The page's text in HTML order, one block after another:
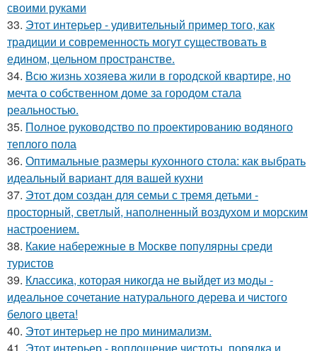
своими руками
33. Этот интерьер - удивительный пример того, как
традиции и современность могут существовать в
едином, цельном пространстве.
34. Всю жизнь хозяева жили в городской квартире, но
мечта о собственном доме за городом стала
реальностью.
35. Полное руководство по проектированию водяного
теплого пола
36. Оптимальные размеры кухонного стола: как выбрать
идеальный вариант для вашей кухни
37. Этот дом создан для семьи с тремя детьми -
просторный, светлый, наполненный воздухом и морским
настроением.
38. Какие набережные в Москве популярны среди
туристов
39. Классика, которая никогда не выйдет из моды -
идеальное сочетание натурального дерева и чистого
белого цвета!
40. Этот интерьер не про минимализм.